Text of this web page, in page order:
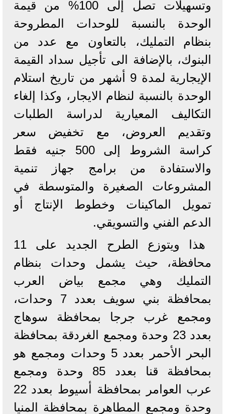
وتسهيلات تصل إلى 100% من قيمة
الوحدة بالنسبة للوحدات المطروحة
بنظام التمليك، بالتعاون مع عدد من
البنوك، بالإضافة الى تأجيل سداد القيمة
الإيجارية لمدة 9 أشهر من تاريخ استلام
الوحدة بالنسبة لنظام الايجار، وكذا إلغاء
التكاليف المعيارية لدراسة الطلبات
وتقديم العروض، مع تخفيض سعر
كراسة الشروط إلى 500 جنيه فقط
والاستفادة من برامج جهاز تنمية
المشروعات الصغيرة والمتوسطة في
تمويل الماكينات وخطوط الإنتاج أو
الدعم الفني والتسويقي.
هذا ويتوزع الطرح الجديد على 11
محافظة، حيث يشمل وحدات بنظام
التمليك وهي مجمع بياض العرب
بمحافظة بني سويف بعدد 7 وحدات،
ومجمع غرب جرجا بمحافظة سوهاج
بعدد 23 وحدة ومجمع الغردقة بمحافظة
البحر الأحمر بعدد 5 وحدات ومجمع هو
بمحافظة قنا بعدد 85 وحدة ومجمع
عرب العوامر بمحافظة أسيوط بعدد 22
وحدة ومجمع المطاهرة بمحافظة المنيا